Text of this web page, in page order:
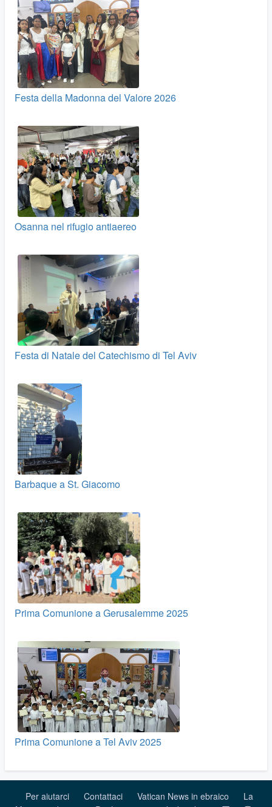
Festa della Madonna del Valore 2026
Osanna nel rifugio antiaereo
Festa di Natale del Catechismo di Tel Aviv
Barbaque a St. Giacomo
Prima Comunione a Gerusalemme 2025
Prima Comunione a Tel Aviv 2025
Per aiutarci Contattaci Vatican News in ebraico
La